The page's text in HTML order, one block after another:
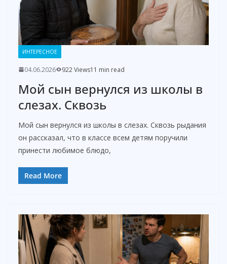
ИНТЕРЕСНОЕ
04.06.2026 922 Views11 min read
Мой сын вернулся из школы в
слезах. Сквозь
Мой сын вернулся из школы в слезах. Сквозь рыдания
он рассказал, что в классе всем детям поручили
принести любимое блюдо,
Read More